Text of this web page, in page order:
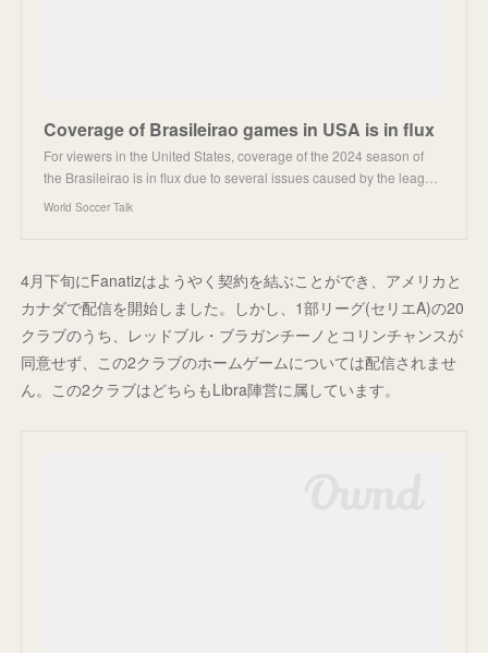
Coverage of Brasileirao games in USA is in flux
For viewers in the United States, coverage of the 2024 season of
the Brasileirao is in flux due to several issues caused by the leag…
World Soccer Talk
4月下旬にFanatizはようやく契約を結ぶことができ、アメリカと
カナダで配信を開始しました。しかし、1部リーグ(セリエA)の20
クラブのうち、レッドブル・ブラガンチーノとコリンチャンスが
同意せず、この2クラブのホームゲームについては配信されませ
ん。この2クラブはどちらもLibra陣営に属しています。